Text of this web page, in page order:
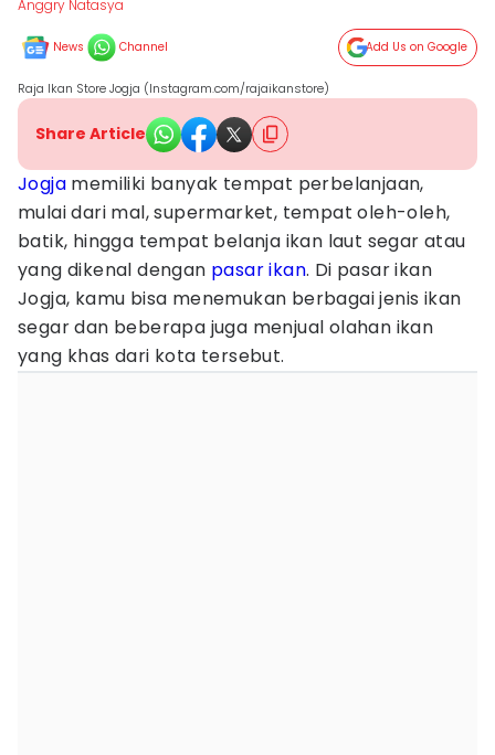
Anggry Natasya
News Channel Add Us on Google
Raja Ikan Store Jogja (Instagram.com/rajaikanstore)
Share Article
Jogja memiliki banyak tempat perbelanjaan,
mulai dari mal, supermarket, tempat oleh-oleh,
batik, hingga tempat belanja ikan laut segar atau
yang dikenal dengan pasar ikan. Di pasar ikan
Jogja, kamu bisa menemukan berbagai jenis ikan
segar dan beberapa juga menjual olahan ikan
yang khas dari kota tersebut.